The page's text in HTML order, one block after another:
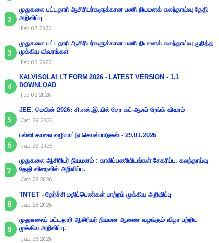
முதுகலை பட்டதாரி ஆசிரியர்களுக்கான பணி நியமனக் கலந்தாய்வு தேதி
அறிவிப்பு
Feb 03 2026
முதுகலை பட்டதாரி ஆசிரியர்களுக்கான பணி நியமனக் கலந்தாய்வு குறித்த
முக்கிய விவரங்கள்
Feb 03 2026
KALVISOLAI I.T FORM 2026 - LATEST VERSION - 1.1
DOWNLOAD
Feb 02 2026
JEE. மெயின் 2026: சி.எஸ்.இ.யில் சேர கட்-ஆஃப் ரேங்க் விவரம்
Jan 29 2026
பள்ளி காலை வழிபாட்டு செயல்பாடுகள் - 29.01.2026
Jan 29 2026
முதுகலை ஆசிரியர் நியமனம் : காலிப்பணியிடங்கள் சேகரிப்பு. கலந்தாய்வு
தேதி விரைவில் அறிவிப்பு.
Jan 28 2026
TNTET - தேர்ச்சி மதிப்பெண்கள் மாற்றம் முக்கிய அறிவிப்பு
Jan 28 2026
முதுகலைப் பட்டதாரி ஆசிரியர் நியமன ஆணை வழங்கும் விழா பற்றிய
முக்கிய அறிவிப்பு.
Jan 28 2026